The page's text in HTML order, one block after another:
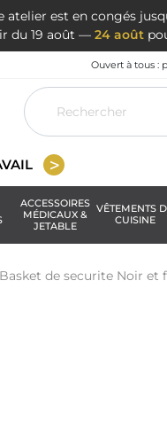
atelier est en congés
du 19 août — 24 août
Ouvert à tous :
ACCESSOIRES
MÉDICAUX &
JETABLE
VÊTEMENTS
CUISINE
Basket de securite Noir et